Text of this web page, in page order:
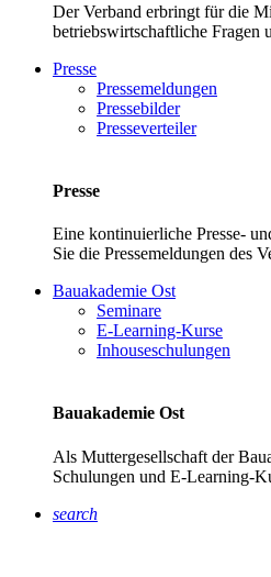
Der Verband erbringt für die
betriebswirtschaftliche Fragen
Presse
Pressemeldungen
Pressebilder
Presseverteiler
Presse
Eine kontinuierliche Presse-
Sie die Pressemeldungen des
Bauakademie Ost
Seminare
E-Learning-Kurse
Inhouseschulungen
Bauakademie Ost
Als Muttergesellschaft der
Schulungen und E-Learning-
search